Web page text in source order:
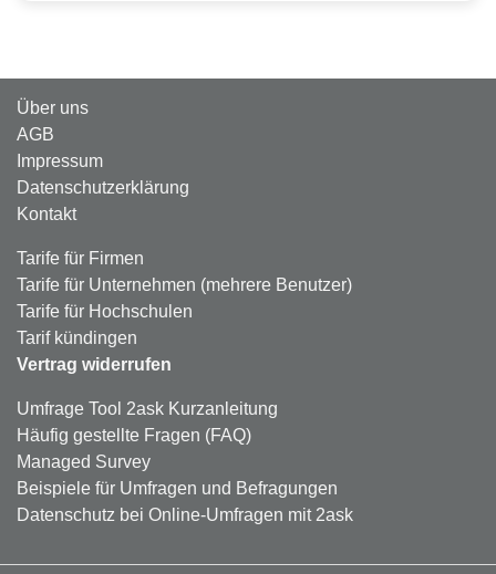
Über uns
AGB
Impressum
Datenschutzerklärung
Kontakt
Tarife für Firmen
Tarife für Unternehmen (mehrere Benutzer)
Tarife für Hochschulen
Tarif kündingen
Vertrag widerrufen
Umfrage Tool 2ask Kurzanleitung
Häufig gestellte Fragen (FAQ)
Managed Survey
Beispiele für Umfragen und Befragungen
Datenschutz bei Online-Umfragen mit 2ask